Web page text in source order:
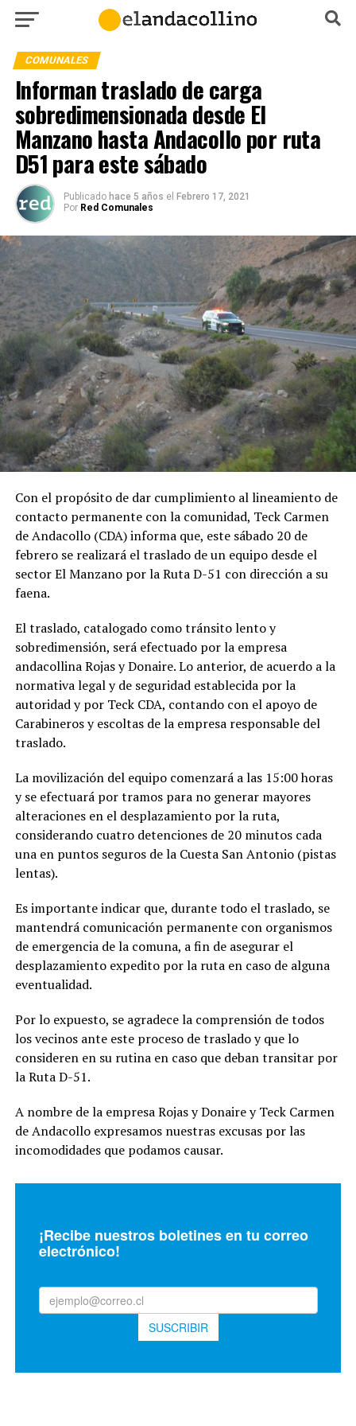
COMUNALES
Informan traslado de carga
sobredimensionada desde El
Manzano hasta Andacollo por ruta
D51 para este sábado
Publicado hace 5 años el Febrero 17, 2021
Por Red Comunales
Con el propósito de dar cumplimiento al lineamiento de
contacto permanente con la comunidad, Teck Carmen
de Andacollo (CDA) informa que, este sábado 20 de
febrero se realizará el traslado de un equipo desde el
sector El Manzano por la Ruta D-51 con dirección a su
faena.
El traslado, catalogado como tránsito lento y
sobredimensión, será efectuado por la empresa
andacollina Rojas y Donaire. Lo anterior, de acuerdo a la
normativa legal y de seguridad establecida por la
autoridad y por Teck CDA, contando con el apoyo de
Carabineros y escoltas de la empresa responsable del
traslado.
La movilización del equipo comenzará a las 15:00 horas
y se efectuará por tramos para no generar mayores
alteraciones en el desplazamiento por la ruta,
considerando cuatro detenciones de 20 minutos cada
una en puntos seguros de la Cuesta San Antonio (pistas
lentas).
Es importante indicar que, durante todo el traslado, se
mantendrá comunicación permanente con organismos
de emergencia de la comuna, a fin de asegurar el
desplazamiento expedito por la ruta en caso de alguna
eventualidad.
Por lo expuesto, se agradece la comprensión de todos
los vecinos ante este proceso de traslado y que lo
consideren en su rutina en caso que deban transitar por
la Ruta D-51.
A nombre de la empresa Rojas y Donaire y Teck Carmen
de Andacollo expresamos nuestras excusas por las
incomodidades que podamos causar.